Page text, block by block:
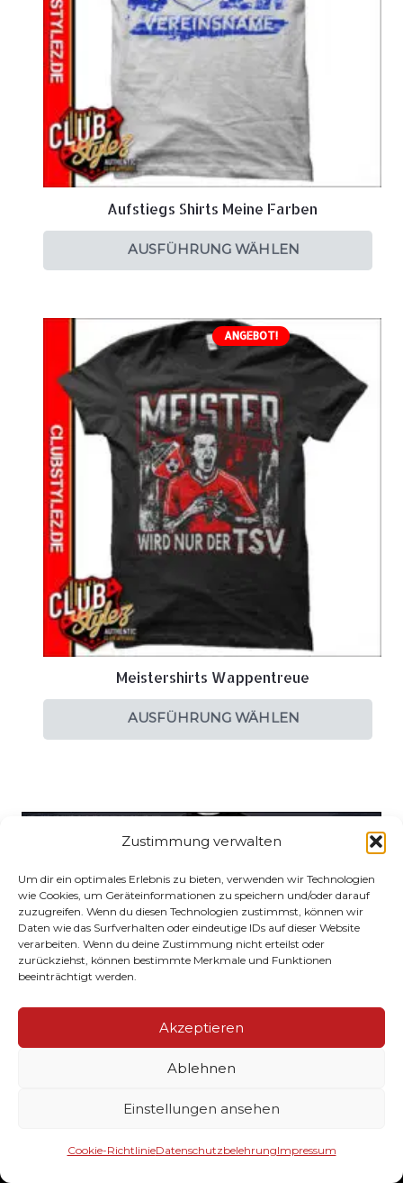
Zustimmung verwalten
Um dir ein optimales Erlebnis zu bieten, verwenden wir Technologien
wie Cookies, um Geräteinformationen zu speichern und/oder darauf
zuzugreifen. Wenn du diesen Technologien zustimmst, können wir
Daten wie das Surfverhalten oder eindeutige IDs auf dieser Website
verarbeiten. Wenn du deine Zustimmung nicht erteilst oder
zurückziehst, können bestimmte Merkmale und Funktionen
beeinträchtigt werden.
Akzeptieren
Ablehnen
Einstellungen ansehen
Cookie-RichtlinieDatenschutzbelehrungImpressum
Aufstiegs Shirts Meine Farben
AUSFÜHRUNG WÄHLEN
ANGEBOT!
Meistershirts Wappentreue
AUSFÜHRUNG WÄHLEN